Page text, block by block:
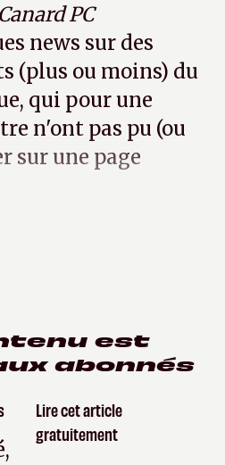
Canard PC
news sur des
(plus ou moins) du
qui pour une
n'ont pas pu (ou
sur une page
est
abonnés
Lire cet article
gratuitement